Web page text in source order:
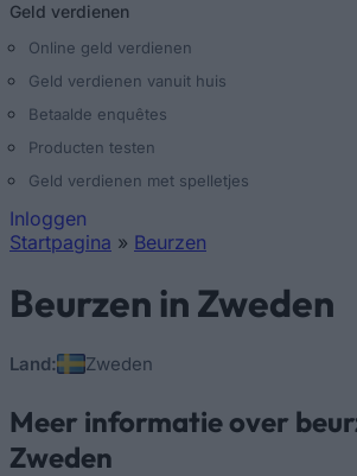
Geld verdienen
Online geld verdienen
Geld verdienen vanuit huis
Betaalde enquêtes
Producten testen
Geld verdienen met spelletjes
Inloggen
Startpagina » Beurzen
Beurzen in Zweden
Land: Zweden
Meer informatie over
Zweden